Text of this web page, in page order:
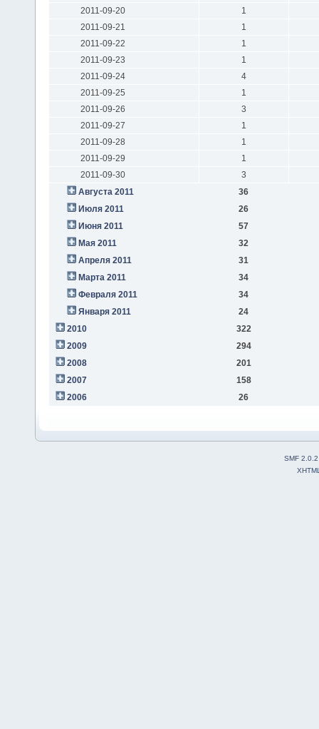
2011-09-20
1
2011-09-21
1
2011-09-22
1
2011-09-23
1
2011-09-24
4
2011-09-25
1
2011-09-26
3
2011-09-27
1
2011-09-28
1
2011-09-29
1
2011-09-30
3
Августа 2011
36
Июля 2011
26
Июня 2011
57
Мая 2011
32
Апреля 2011
31
Марта 2011
34
Февраля 2011
34
Января 2011
24
2010
322
2009
294
2008
201
2007
158
2006
26
SMF 2.0.2